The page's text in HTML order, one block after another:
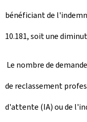
bénéficiant de
10.181, soit une
Le nombre de
de reclassement
d'attente (IA) ou de